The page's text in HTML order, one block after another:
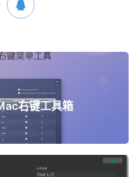
右键工具箱